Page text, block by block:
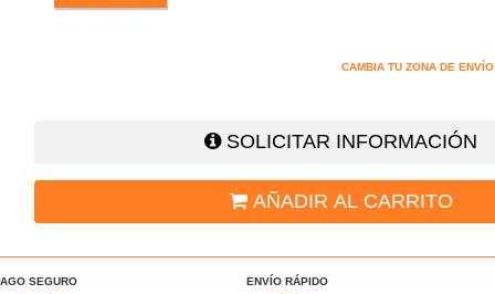
CAMBIA TU ZONA DE ENVÍO
SOLICITAR INFORMACIÓN
AÑADIR AL CARRITO
SEGURO ENVÍO RÁPIDO